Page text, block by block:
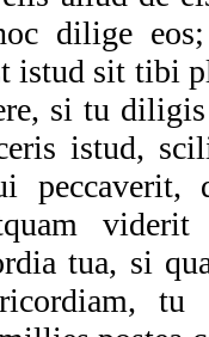
dilige
istud sit tibi
si tu
istud,
tua, si